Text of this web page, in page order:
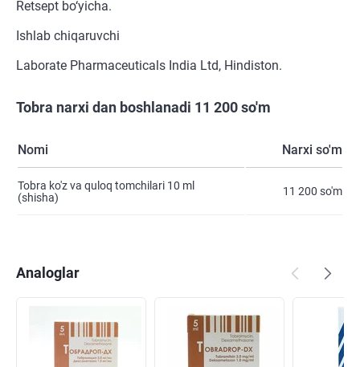
Retsept bo‘yicha.
Ishlab chiqaruvchi
Laborate Pharmaceuticals India Ltd, Hindiston.
Tobra narxi dan boshlanadi 11 200 so'm
Nomi Narxi so'm
Tobra ko'z va quloq tomchilari 10 ml
(shisha)
11 200 so'm
Analoglar